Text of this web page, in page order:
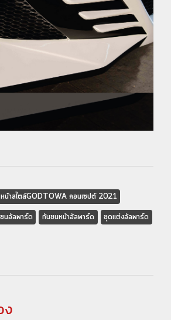
น้าสไตล์GODTOWA คอนเซปต์ 2021
นอัลพาร์ด กันชนหน้าอัลพาร์ด
ชุดแต่งอัลพาร์ด
ง